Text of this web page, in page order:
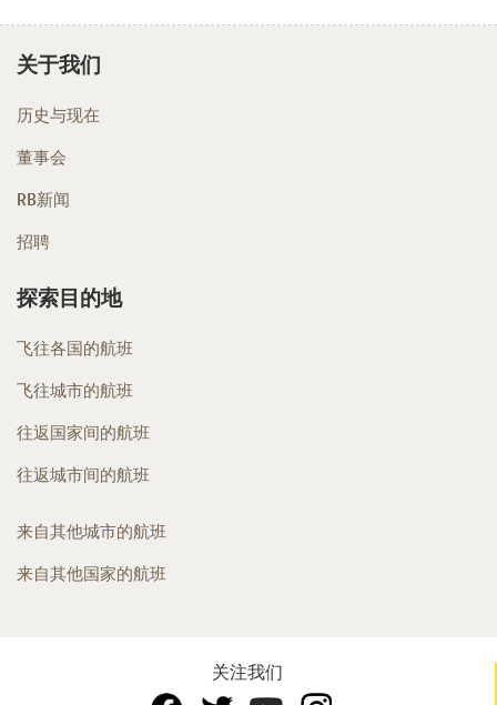
关于我们
历史与现在
董事会
RB新闻
招聘
探索目的地
飞往各国的航班
飞往城市的航班
往返国家间的航班
往返城市间的航班
来自其他城市的航班
来自其他国家的航班
关注我们